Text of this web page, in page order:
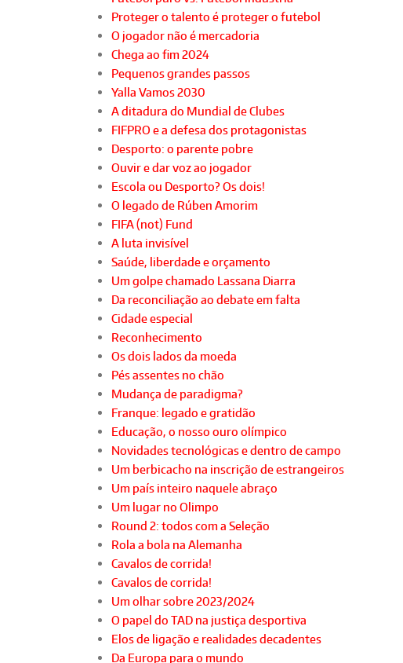
Proteger o talento é proteger o futebol
O jogador não é mercadoria
Chega ao fim 2024
Pequenos grandes passos
Yalla Vamos 2030
A ditadura do Mundial de Clubes
FIFPRO e a defesa dos protagonistas
Desporto: o parente pobre
Ouvir e dar voz ao jogador
Escola ou Desporto? Os dois!
O legado de Rúben Amorim
FIFA (not) Fund
A luta invisível
Saúde, liberdade e orçamento
Um golpe chamado Lassana Diarra
Da reconciliação ao debate em falta
Cidade especial
Reconhecimento
Os dois lados da moeda
Pés assentes no chão
Mudança de paradigma?
Franque: legado e gratidão
Educação, o nosso ouro olímpico
Novidades tecnológicas e dentro de campo
Um berbicacho na inscrição de estrangeiros
Um país inteiro naquele abraço
Um lugar no Olimpo
Round 2: todos com a Seleção
Rola a bola na Alemanha
Cavalos de corrida!
Cavalos de corrida!
Um olhar sobre 2023/2024
O papel do TAD na justiça desportiva
Elos de ligação e realidades decadentes
Da Europa para o mundo